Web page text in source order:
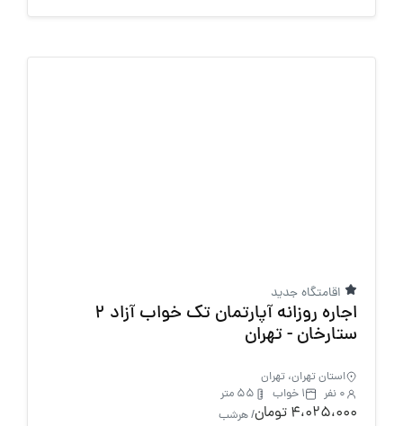
اقامتگاه جدید
اجاره روزانه آپارتمان تک خواب آزاد 2
ستارخان - تهران
استان تهران، تهران
0 نفر
1 خواب 55 متر
4،025،000 تومان / هرشب